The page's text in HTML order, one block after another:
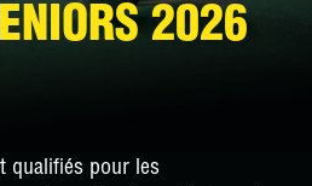
2026
qualifiés pour les